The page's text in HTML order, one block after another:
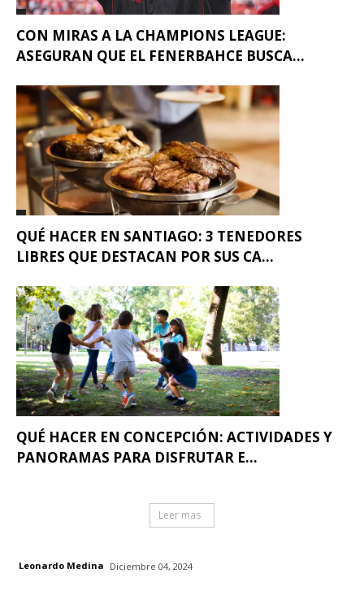
CON MIRAS A LA CHAMPIONS LEAGUE:
ASEGURAN QUE EL FENERBAHCE BUSCA...
QUÉ HACER EN SANTIAGO: 3 TENEDORES
LIBRES QUE DESTACAN POR SUS CA...
QUÉ HACER EN CONCEPCIÓN: ACTIVIDADES Y
PANORAMAS PARA DISFRUTAR E...
Leer mas
Leonardo Medina Diciembre 04, 2024